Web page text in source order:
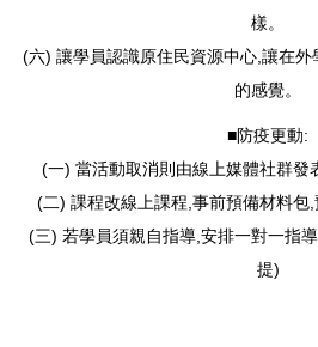
樣。
(六) 讓學員認識原住民資源中心,讓在
的感覺。
■防疫更動:
(一) 當活動取消則由線上媒體社群發
(二) 課程改線上課程,事前預備材料包,
(三) 若學員須親自指導,安排一對一指
提)